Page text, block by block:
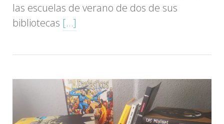
las escuelas de verano de dos de sus
bibliotecas […]